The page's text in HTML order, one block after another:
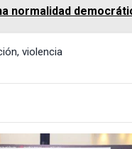
normalidad
, violencia